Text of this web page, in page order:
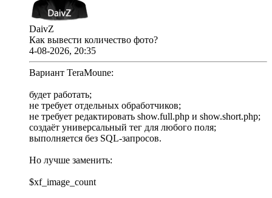
DaivZ
Как вывести количество фото?
4-08-2026, 20:35
Вариант TeraMoune:
будет работать;
не требует отдельных обработчиков;
не требует редактировать show.full.php и show.short.php;
создаёт универсальный тег для любого поля;
выполняется без SQL-запросов.
Но лучше заменить:
$xf_image_count